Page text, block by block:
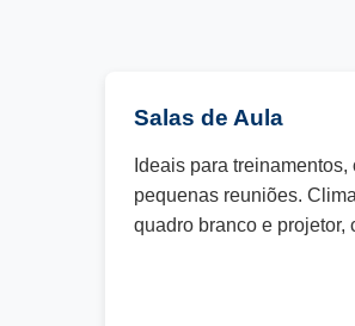
Salas de Aula
Ideais para treinamentos,
pequenas reuniões.
quadro branco e projetor,